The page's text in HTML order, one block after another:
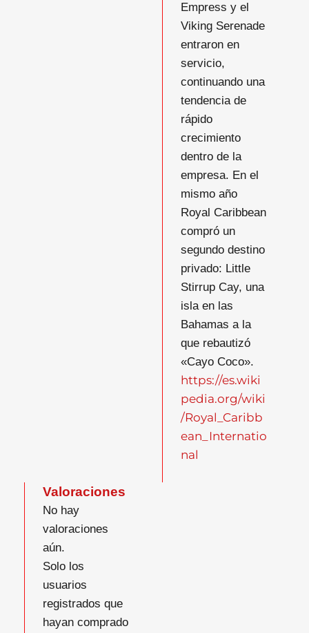
Empress y el
Viking Serenade
entraron en
servicio,
continuando una
tendencia de
rápido
crecimiento
dentro de la
empresa. En el
mismo año
Royal Caribbean
compró un
segundo destino
privado: Little
Stirrup Cay, una
isla en las
Bahamas a la
que rebautizó
«Cayo Coco».
https://es.wiki
pedia.org/wiki
/Royal_Caribb
ean_Internatio
nal
Valoraciones
No hay
valoraciones
aún.
Solo los
usuarios
registrados que
hayan comprado